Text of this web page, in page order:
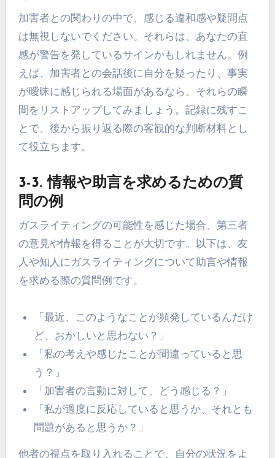
加害者との関わりの中で、感じる違和感や疑問点
は無視しないでください。それらは、あなたの直
感が警告を発しているサインかもしれません。例
えば、加害者との会話後に自分を疑ったり、事実
が曖昧に感じられる場面があるなら、それらの瞬
間をリストアップしてみましょう。記録に残すこ
とで、後から振り返る際の客観的な判断材料とし
て役立ちます。
3-3. 情報や助言を求めるための質
問の例
ガスライティングの可能性を感じた場合、第三者
の意見や情報を得ることが大切です。以下は、友
人や知人にガスライティングについて助言や情報
を求める際の質問例です。
「最近、このようなことが頻発しているんだけ
ど、おかしいと思わない？」
「私の考えや感じたことが間違っていると思
う？」
「加害者の言動に対して、どう感じる？」
「私が過度に反応していると思うか、それとも
問題があると思うか？」
他者の視点を取り入れることで、自分の状況をよ